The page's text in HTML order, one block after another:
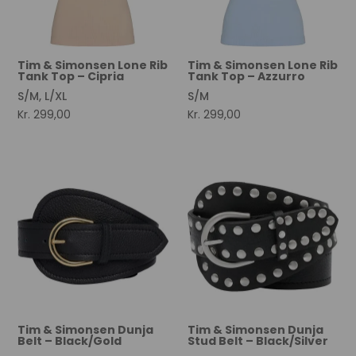
Tim & Simonsen Lone Rib
Tank Top – Cipria
S/M, L/XL
Kr. 299,00
Tim & Simonsen Lone Rib
Tank Top – Azzurro
S/M
Kr. 299,00
Tim & Simonsen Dunja
Belt – Black/Gold
Tim & Simonsen Dunja
Stud Belt – Black/Silver